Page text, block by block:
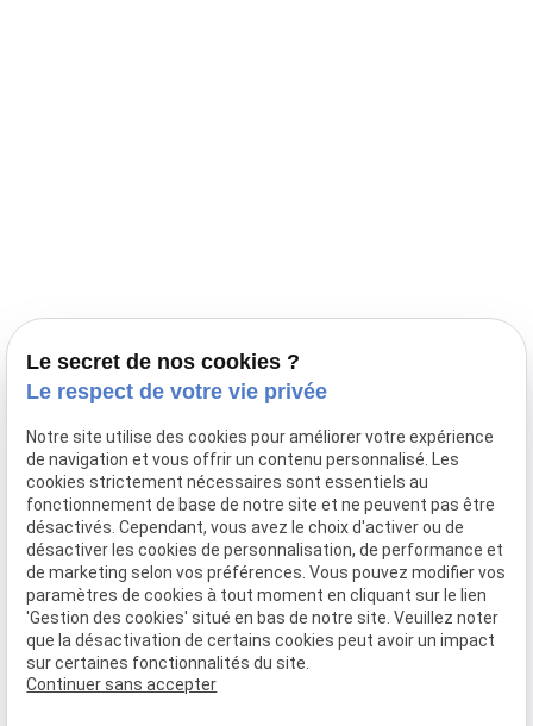
03 28 68 82 00
06 80 84 45 90
Adresse
10, chemin de Cassel
59470 BOLLEZEELE
Horaires
09:00 - 17:00
Lundi - Samedi
Le secret de nos cookies ?
Le respect de votre vie privée
Notre site utilise des cookies pour améliorer votre expérience
de navigation et vous offrir un contenu personnalisé. Les
cookies strictement nécessaires sont essentiels au
fonctionnement de base de notre site et ne peuvent pas être
désactivés. Cependant, vous avez le choix d'activer ou de
désactiver les cookies de personnalisation, de performance et
de marketing selon vos préférences. Vous pouvez modifier vos
paramètres de cookies à tout moment en cliquant sur le lien
'Gestion des cookies' situé en bas de notre site. Veuillez noter
que la désactivation de certains cookies peut avoir un impact
sur certaines fonctionnalités du site.
Continuer sans accepter